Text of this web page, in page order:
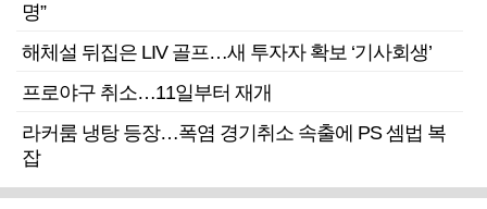
명”
해체설 뒤집은 LIV 골프…새 투자자 확보 ‘기사회생’
프로야구 취소…11일부터 재개
라커룸 냉탕 등장…폭염 경기취소 속출에 PS 셈법 복
잡